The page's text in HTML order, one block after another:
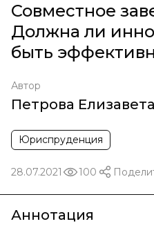
Совместное
Должна ли
быть
Автор
Петрова
Юриспруденция
28.07.2021 100
Аннотация